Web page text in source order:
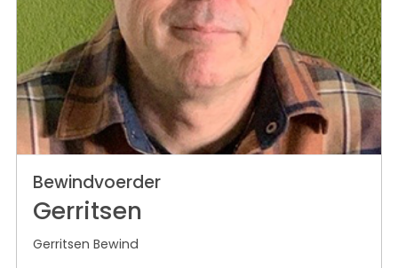
Bewindvoerder
Gerritsen
Gerritsen Bewind